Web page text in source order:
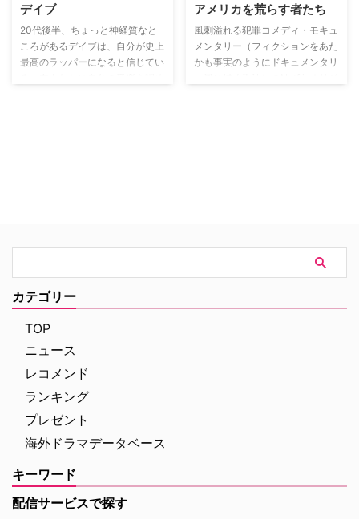
デイブ
20代後半、ちょっと神経質なと
ころがあるデイブは、自分が史上
最高のラッパーになると信じてい
アメリカを荒らす者たち
風刺溢れる犯罪コメディ・モキュ
メンタリー（フィクションをあた
かも事実のようにドキュメンタリ
カテゴリー
TOP
ニュース
レコメンド
ランキング
プレゼント
海外ドラマデータベース
キーワード
配信サービスで探す